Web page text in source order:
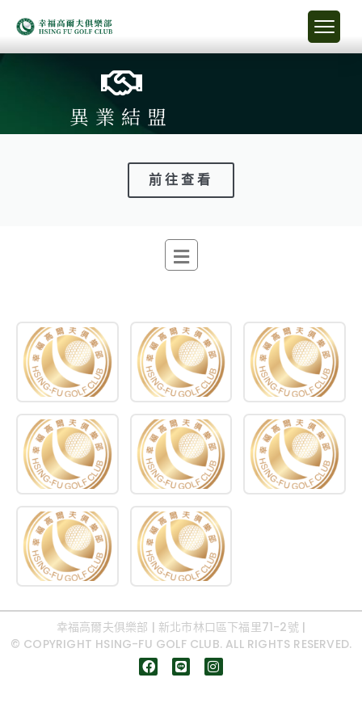
異業結盟
前往查看
幸福高爾夫俱樂部 | 新北市林口區下福里71-2號 |
© COPYRIGHT HSING-FU GOLF CLUB. ALL RIGHTS RESERVED.